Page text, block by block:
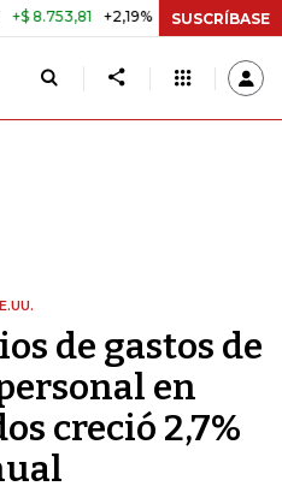
+2,19% TASA DE USURA
SUSCRÍBASE
de gastos de
en
creció 2,7%